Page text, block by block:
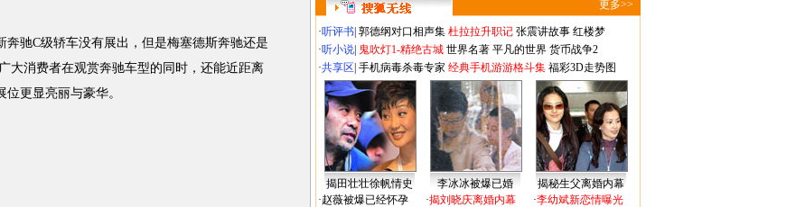
驰C级轿车没有展出，但是梅塞德斯奔驰还是
大消费者在观赏奔驰车型的同时，还能近距离
更显亮丽与豪华。
更多>>
·听评书 郭德纲对口相声集 杜拉拉升职记 张震讲故事 红楼梦
·听小说 鬼吹灯1-精绝古城 世界名著 平凡的世界 货币战争2
·共享区 手机病毒杀毒专家 经典手机游游格斗集 福彩3D走势图
揭田壮壮徐帆情史 李冰冰被爆已婚
揭秘生父离婚内幕
·赵薇被爆已经怀孕
·揭刘晓庆离婚内幕
·李幼斌新恋情曝光